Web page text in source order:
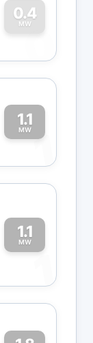
0.4
MW
0
1.1
MW1
1.1
MW
1